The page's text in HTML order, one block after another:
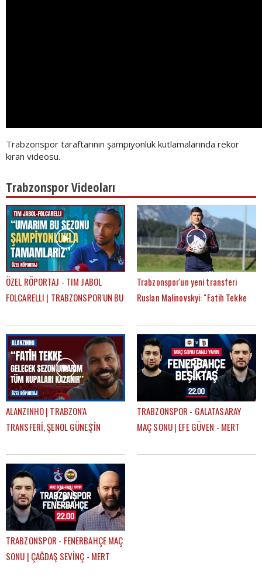
Trabzonspor taraftarının şampiyonluk kutlamalarında rekor
kıran videosu.
Trabzonspor Videoları
ÖZEL RÖPORTAJ - TIM JABOL
FOLCARELLI | TRABZONSPOR'UN BU
SAÇ TARZI
Trabzonspor'un yeni transferi
Ruslan Malinovskyi: "Fatih Tekke
ALANZINHO | TRABZON'A
TRANSFERİ, ŞENOL GÜNEŞ'İN
TEKKE'Yİ NASIL TANIMLAR?
TRABZONSPOR - GALATASARAY
MAÇ SONU | EFE GÜVEN - MERT
TRABZONSPOR - FENERBAHÇE MAÇ
SONU | ÇAĞDAŞ SEVİNÇ - MERT